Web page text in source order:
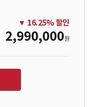
▼ 16.25% 할인
2,990,000원